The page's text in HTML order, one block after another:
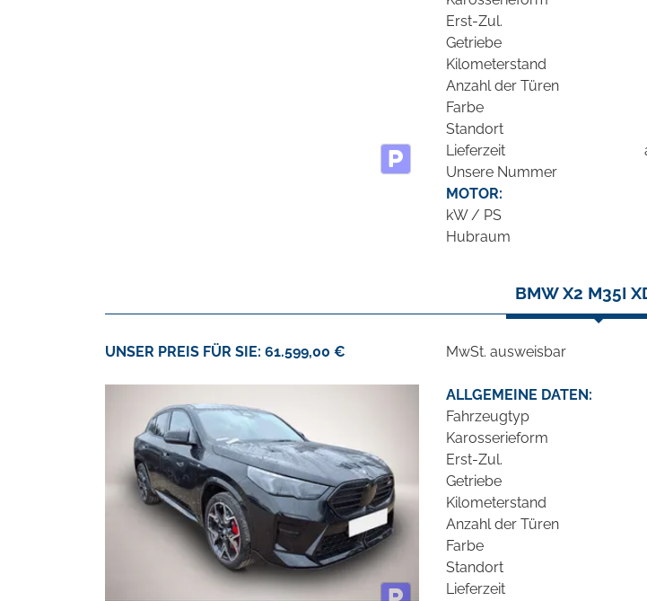
Erst-Zul.
Getriebe
Kilometerstand
Anzahl der Türen
Farbe
Standort
Lieferzeit
Unsere Nummer
MOTOR:
kW / PS
Hubraum
BMW X2 M35I
UNSER PREIS FÜR SIE: 61.599,00 € MwSt. ausweisbar
ALLGEMEINE DATEN:
Fahrzeugtyp
Karosserieform
Erst-Zul.
Getriebe
Kilometerstand
Anzahl der Türen
Farbe
Standort
Lieferzeit